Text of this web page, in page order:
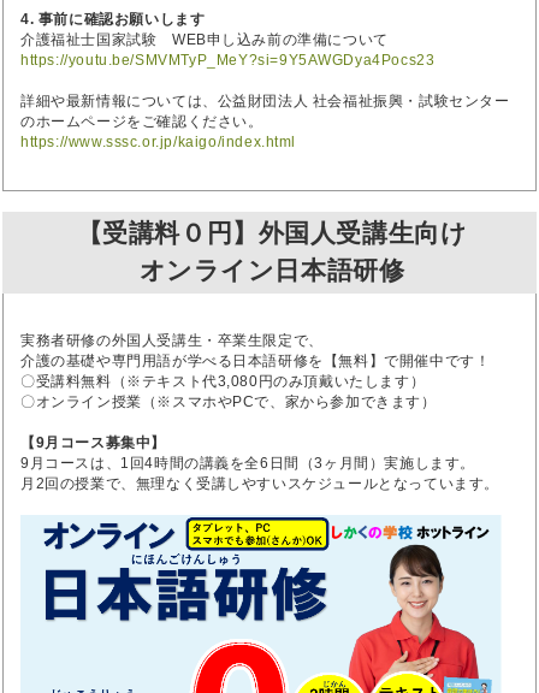
4. 事前に確認お願いします
介護福祉士国家試験 WEB申し込み前の準備について
https://youtu.be/SMVMTyP_MeY?si=9Y5AWGDya4Pocs23
詳細や最新情報については、公益財団法人 社会福祉振興・試験センター
のホームページをご確認ください。
https://www.sssc.or.jp/kaigo/index.html
【受講料０円】外国人受講生向け
オンライン日本語研修
実務者研修の外国人受講生・卒業生限定で、
介護の基礎や専門用語が学べる日本語研修を【無料】で開催中です！
〇受講料無料（※テキスト代3,080円のみ頂戴いたします）
〇オンライン授業（※スマホやPCで、家から参加できます）
【9月コース募集中】
9月コースは、1回4時間の講義を全6日間（3ヶ月間）実施します。
月2回の授業で、無理なく受講しやすいスケジュールとなっています。